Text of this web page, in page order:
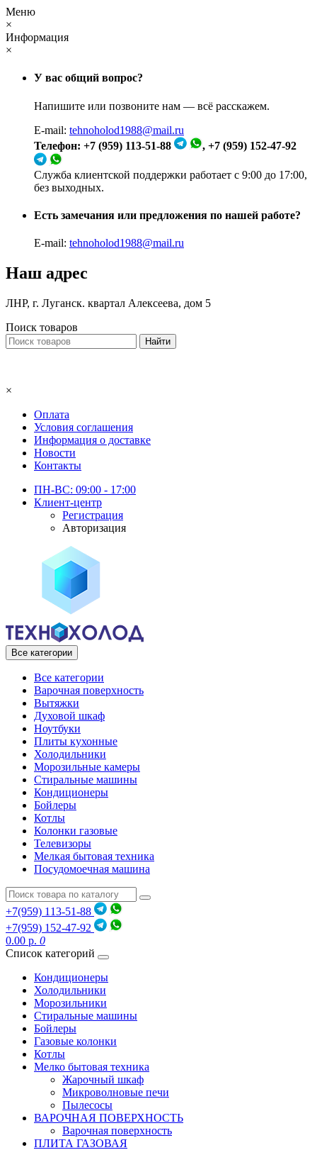
Меню
×
Информация
×
У вас общий вопрос?
Напишите или позвоните нам — всё расскажем.
E-mail: tehnoholod1988@mail.ru
Телефон: +7 (959) 113-51-88
, +7 (959) 152-47-92
Служба клиентской поддержки работает с 9:00 до 17:00,
без выходных.
Есть замечания или предложения по нашей работе?
E-mail: tehnoholod1988@mail.ru
Наш адрес
ЛНР, г. Луганск. квартал Алексеева, дом 5
Поиск товаров
×
Оплата
Условия соглашения
Информация о доставке
Новости
Контакты
ПН-ВС: 09:00 - 17:00
Клиент-центр
Регистрация
Авторизация
Все категории
Все категории
Варочная поверхность
Вытяжки
Духовой шкаф
Ноутбуки
Плиты кухонные
Холодильники
Морозильные камеры
Стиральные машины
Кондиционеры
Бойлеры
Котлы
Колонки газовые
Телевизоры
Мелкая бытовая техника
Посудомоечная машина
+7(959) 113-51-88
+7(959) 152-47-92
0.00 р. 0
Список категорий
Кондиционеры
Холодильники
Морозильники
Стиральные машины
Бойлеры
Газовые колонки
Котлы
Мелко бытовая техника
Жарочный шкаф
Микроволновые печи
Пылесосы
ВАРОЧНАЯ ПОВЕРХНОСТЬ
Варочная поверхность
ПЛИТА ГАЗОВАЯ